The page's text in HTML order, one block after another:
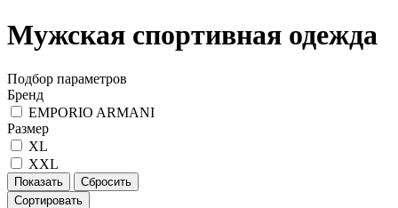
Мужская спортивная одежда
Подбор параметров
Бренд
EMPORIO ARMANI
Размер
XL
XXL
Сортировать